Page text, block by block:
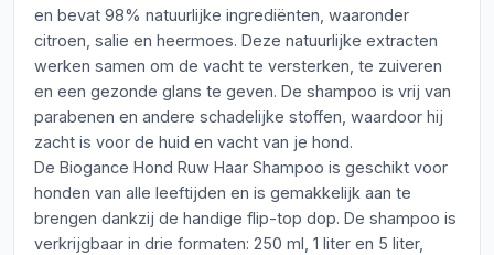
en bevat 98% natuurlijke ingrediënten, waaronder
citroen, salie en heermoes. Deze natuurlijke extracten
werken samen om de vacht te versterken, te zuiveren
en een gezonde glans te geven. De shampoo is vrij van
parabenen en andere schadelijke stoffen, waardoor hij
zacht is voor de huid en vacht van je hond.
De Biogance Hond Ruw Haar Shampoo is geschikt voor
honden van alle leeftijden en is gemakkelijk aan te
brengen dankzij de handige flip-top dop. De shampoo is
verkrijgbaar in drie formaten: 250 ml, 1 liter en 5 liter,